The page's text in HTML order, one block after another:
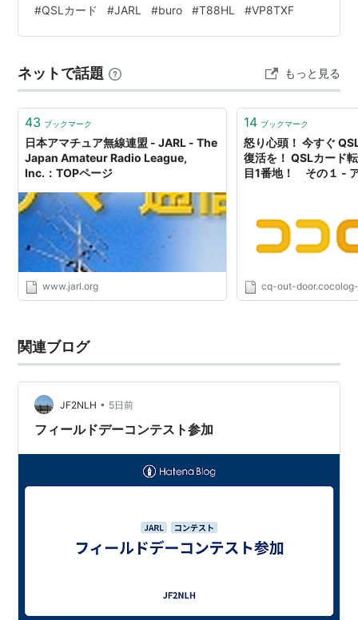
3,844 合計 76,699 (2007年12月7日現在)
#QSLカード #JARL #buro #T88HL #VP8TXF
ネットで話題 もっと見る
43 ブックマーク
日本アマチュア無線連盟 - JARL - The
Japan Amateur Radio League,
Inc.：TOPページ
www.jarl.org
14 ブックマーク
怒り心頭！ 今すぐ
復活を！ QSLカード
目1番地！ その１ -
cq-out-
関連ブログ
JF2NLH • 5日前
フィールドデーコンテスト参加